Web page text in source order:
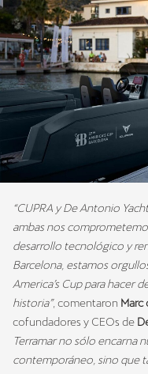
“CUPRA y De Antonio
ambas nos
desarrollo tecnológico y
Barcelona, estamos
America’s Cup para hacer
historia”, comentaron Marc
cofundadores y CEOs de
Terramar no sólo encarna
contemporáneo, sino que